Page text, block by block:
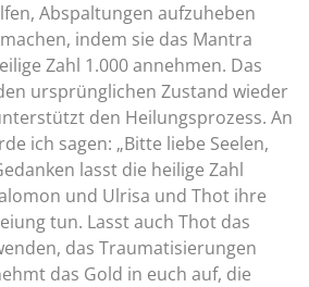
Abspaltungen aufzuheben
indem sie das Mantra
Zahl 1.000 annehmen. Das
ursprünglichen Zustand wieder
den Heilungsprozess. An
ich sagen: „Bitte liebe Seelen,
lasst die heilige Zahl
und Ulrisa und Thot ihre
tun. Lasst auch Thot das
das Traumatisierungen
das Gold in euch auf, die